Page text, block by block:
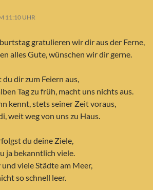
11:10 UHR
gratulieren wir dir aus der Ferne,
alles Gute, wünschen wir dir gerne.
du dir zum Feiern aus,
Tag zu früh, macht uns nichts aus.
kennt, stets seiner Zeit voraus,
weit weg von uns zu Haus.
du deine Ziele,
ja bekanntlich viele.
viele Städte am Meer,
so schnell leer.